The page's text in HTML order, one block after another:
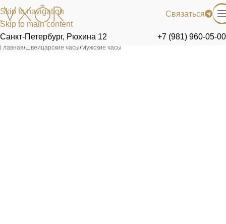
Skip to navigation
Skip to main content
Связаться
Санкт-Петербург, Рюхина 12 +7 (981) 960-05-00
Главная/Швейцарские часы/Мужские часы